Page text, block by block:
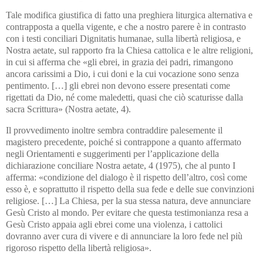
Tale modifica giustifica di fatto una preghiera liturgica alternativa e
contrapposta a quella vigente, e che a nostro parere è in contrasto
con i testi conciliari Dignitatis humanae, sulla libertà religiosa, e
Nostra aetate, sul rapporto fra la Chiesa cattolica e le altre religioni,
in cui si afferma che «gli ebrei, in grazia dei padri, rimangono
ancora carissimi a Dio, i cui doni e la cui vocazione sono senza
pentimento. […] gli ebrei non devono essere presentati come
rigettati da Dio, né come maledetti, quasi che ciò scaturisse dalla
sacra Scrittura» (Nostra aetate, 4).
Il provvedimento inoltre sembra contraddire palesemente il
magistero precedente, poiché si contrappone a quanto affermato
negli Orientamenti e suggerimenti per l’applicazione della
dichiarazione conciliare Nostra aetate, 4 (1975), che al punto I
afferma: «condizione del dialogo è il rispetto dell’altro, così come
esso è, e soprattutto il rispetto della sua fede e delle sue convinzioni
religiose. […] La Chiesa, per la sua stessa natura, deve annunciare
Gesù Cristo al mondo. Per evitare che questa testimonianza resa a
Gesù Cristo appaia agli ebrei come una violenza, i cattolici
dovranno aver cura di vivere e di annunciare la loro fede nel più
rigoroso rispetto della libertà religiosa».